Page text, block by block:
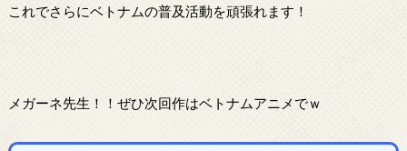
これでさらにベトナムの普及活動を頑張れます！
メガーネ先生！！ぜひ次回作はベトナムアニメでｗ